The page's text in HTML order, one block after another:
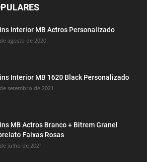
Interior MB Actros Personalizado
agosto de 2020
Interior MB 1620 Black Personalizado
setembro de 2021
MB Actros Branco + Bitrem Granel
Faixas Rosas
julho de 2021